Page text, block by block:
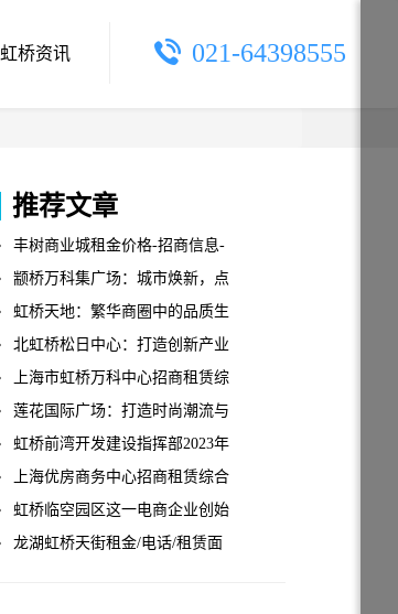
虹桥资讯 021-64398555
推荐文章
丰树商业城租金价格-招商信息-
莘庄写字楼
颛桥万科集广场：城市焕新，点
亮生活
虹桥天地：繁华商圈中的品质生
活典范
北虹桥松日中心：打造创新产业
新高地
上海市虹桥万科中心招商租赁综
合评估报告：企业选址决策深度
分析
莲花国际广场：打造时尚潮流与
高端商业的完美融合
虹桥前湾开发建设指挥部2023年
第一次会议成功召开
上海优房商务中心招商租赁综合
评估报告：企业选址决策深度分
析
虹桥临空园区这一电商企业创始
人入选全球时尚产业“百大创新
龙湖虹桥天街租金/电话/租赁面